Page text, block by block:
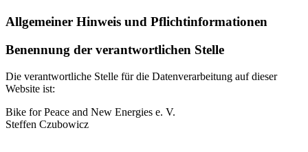
Allgemeiner Hinweis und Pflichtinformationen
Benennung der verantwortlichen Stelle
Die verantwortliche Stelle für die Datenverarbeitung auf dieser
Website ist:
Bike for Peace and New Energies e. V.
Steffen Czubowicz